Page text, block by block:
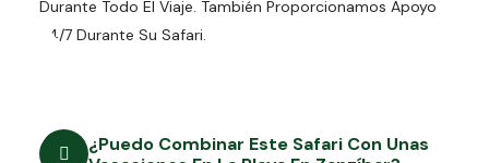
Durante Todo El Viaje. También Proporcionamos Apoyo
24/7 Durante Su Safari.
¿Puedo Combinar Este Safari Con Unas